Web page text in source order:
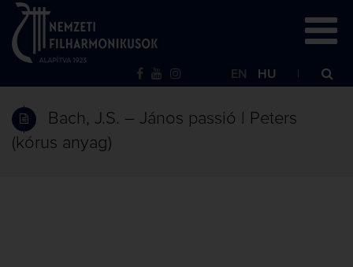
EN HU
Bach, J.S. – János passió | Peters
(kórus anyag)